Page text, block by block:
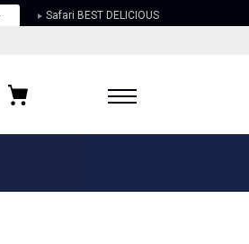
Safari BEST DELICIOUS
気に入りブランド